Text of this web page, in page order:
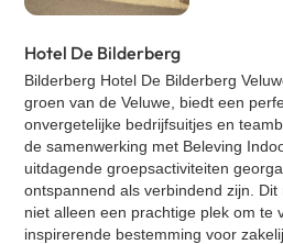
Hotel De Bilderberg
Bilderberg Hotel De Bilderberg
groen van de Veluwe, biedt een
onvergetelijke bedrijfsuitjes en
de samenwerking met Beleving
uitdagende groepsactiviteiten
ontspannend als verbindend zijn.
niet alleen een prachtige plek om te
inspirerende bestemming voor